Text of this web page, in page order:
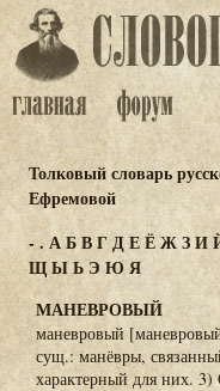
Толковый словарь
Ефремовой
- . АБВГДЕЁЖЗИ
ЩЫЬЭ ЮЯ
МАНЕВРОВЫЙ
маневровый
сущ.: манёвры,
характерный для них.